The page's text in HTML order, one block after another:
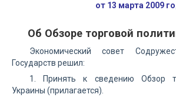
от 13 марта 2009
Об Обзоре торговой
Экономический совет
Государств решил:
1. Принять к сведению Обзор
Украины (прилагается).